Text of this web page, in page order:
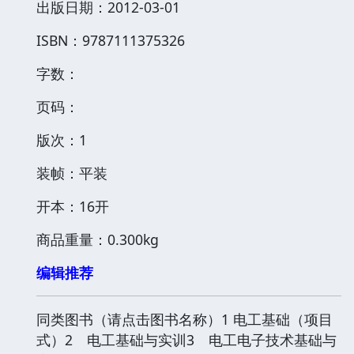
出版日期：2012-03-01
ISBN：9787111375326
字数：
页码：
版次：1
装帧：平装
开本：16开
商品重量：0.300kg
编辑推荐
同类图书（请点击图书名称）1 电工基础（项目
式）2 电工基础与实训3 电工电子技术基础与